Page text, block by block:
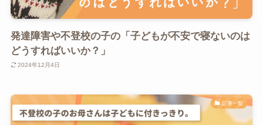
発達障害や不登校の子の「子どもが不安で寝ないのは
どうすればいいか？」
2024年12月4日
記事一覧